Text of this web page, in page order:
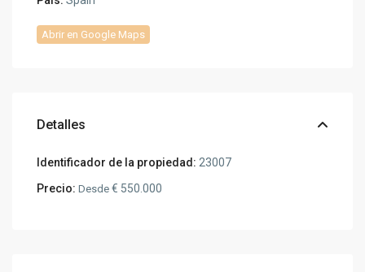
Abrir en Google Maps
Detalles
Identificador de la propiedad: 23007
Precio: Desde € 550.000